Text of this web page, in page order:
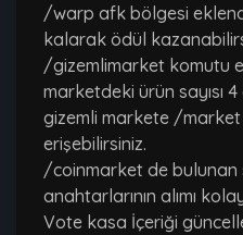
/warp afk bölgesi
kalarak ödül
/gizemlimarket komutu
marketdeki ürün sayısı 4
gizemli markete /
erişebilirsiniz.
/coinmarket de bulunan
anahtarlarının alımı
Vote kasa İçeriği